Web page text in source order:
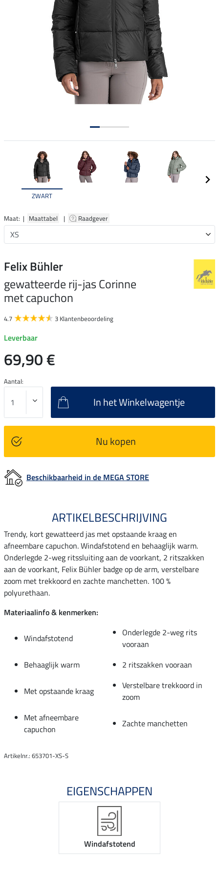
ZWART
Maat: | Maattabel | Raadgever
Felix Bühler
gewatteerde rij-jas Corinne
met capuchon
4.7 3 Klantenbeoordeling
Leverbaar
69,90 €
Aantal:
In het Winkelwagentje
Nu kopen
Beschikbaarheid in de MEGA STORE
ARTIKELBESCHRIJVING
Trendy, kort gewatteerd jas met opstaande kraag en
afneembare capuchon. Windafstotend en behaaglijk warm.
Onderlegde 2-weg ritssluiting aan de voorkant, 2 ritszakken
aan de voorkant, Felix Bühler badge op de arm, verstelbare
zoom met trekkoord en zachte manchetten. 100 %
polyurethaan.
Materiaalinfo & kenmerken:
Windafstotend
Onderlegde 2-weg rits
vooraan
Behaaglijk warm
2 ritszakken vooraan
Met opstaande kraag
Verstelbare trekkoord in
zoom
Met afneembare
capuchon
Zachte manchetten
Artikelnr.: 653701-XS-S
EIGENSCHAPPEN
Windafstotend